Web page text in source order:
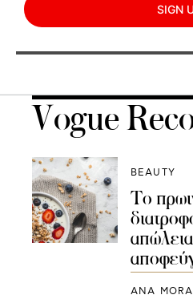
SIGN
Vogue
BEAUTY
Το
ANA